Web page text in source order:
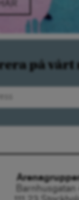
på vårt
Barnhusgatan 4